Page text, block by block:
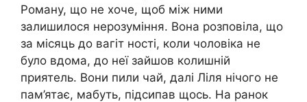
Роману, що не хоче, щоб між ними
залишилося нерозуміння. Вона розповіла, що
за місяць до вагіт ності, коли чоловіка не
було вдома, до неї зайшов колишній
приятель. Вони пили чай, далі Ліля нічого не
пам’ятає, мабуть, підсипав щось. На ранок